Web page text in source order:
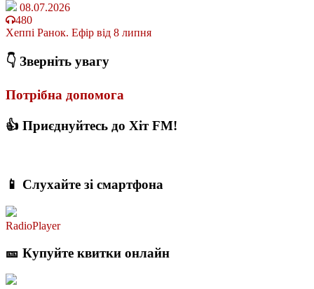
08.07.2026
480
Хеппі Ранок. Ефір від 8 липня
👇 Зверніть увагу
Потрібна допомога
👍 Приєднуйтесь до Хіт FM!
📱 Слухайте зі смартфона
RadioPlayer
🎫 Купуйте квитки онлайн